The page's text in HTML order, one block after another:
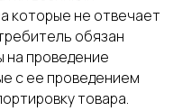
которые не отвечает
обязан
на проведение
с ее проведением
товара.